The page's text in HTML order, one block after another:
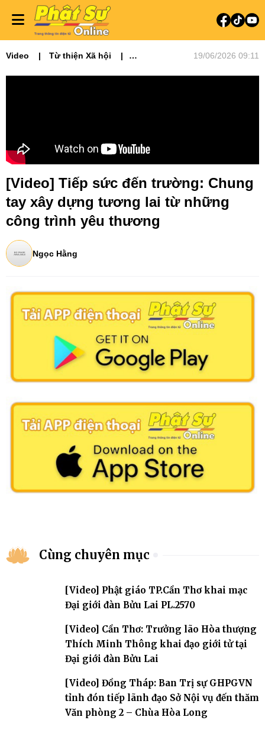
Video
Từ thiện Xã hội
19/06/2026 09:11
[Video] Tiếp sức đến trường: Chung
tay xây dựng tương lai từ những
công trình yêu thương
Ngọc Hằng
Cùng chuyên mục
[Video] Phật giáo TP.Cần Thơ khai mạc
Đại giới đàn Bửu Lai PL.2570
[Video] Cần Thơ: Trưởng lão Hòa thượng
Thích Minh Thông khai đạo giới tử tại
Đại giới đàn Bửu Lai
[Video] Đồng Tháp: Ban Trị sự GHPGVN
tỉnh đón tiếp lãnh đạo Sở Nội vụ đến thăm
Văn phòng 2 – Chùa Hòa Long